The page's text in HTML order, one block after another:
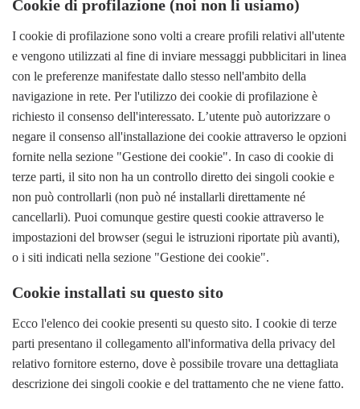
Cookie di profilazione (noi non li usiamo)
I cookie di profilazione sono volti a creare profili relativi all'utente
e vengono utilizzati al fine di inviare messaggi pubblicitari in linea
con le preferenze manifestate dallo stesso nell'ambito della
navigazione in rete. Per l'utilizzo dei cookie di profilazione è
richiesto il consenso dell'interessato. L’utente può autorizzare o
negare il consenso all'installazione dei cookie attraverso le opzioni
fornite nella sezione "Gestione dei cookie". In caso di cookie di
terze parti, il sito non ha un controllo diretto dei singoli cookie e
non può controllarli (non può né installarli direttamente né
cancellarli). Puoi comunque gestire questi cookie attraverso le
impostazioni del browser (segui le istruzioni riportate più avanti),
o i siti indicati nella sezione "Gestione dei cookie".
Cookie installati su questo sito
Ecco l'elenco dei cookie presenti su questo sito. I cookie di terze
parti presentano il collegamento all'informativa della privacy del
relativo fornitore esterno, dove è possibile trovare una dettagliata
descrizione dei singoli cookie e del trattamento che ne viene fatto.